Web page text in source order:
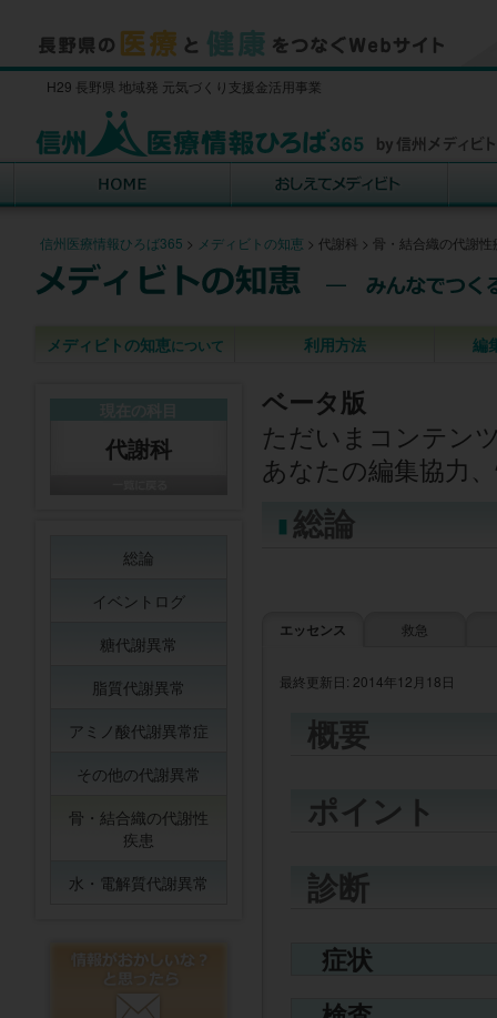
H29 長野県 地域発 元気づくり支援金活用事業
信州医療情報ひろば365 > メディビトの知恵 > 代謝科 > 骨・結合織の代謝性
メディビトの知恵について 利用方法 編
ベータ版
ただいまコンテン
あなたの編集協力
総論
エッセンス 救急
最終更新日: 2014年12月18日
概要
ポイント
診断
症状
代謝科
総論
イベントログ
糖代謝異常
脂質代謝異常
アミノ酸代謝異常症
その他の代謝異常
骨・結合織の代謝性
疾患
水・電解質代謝異常